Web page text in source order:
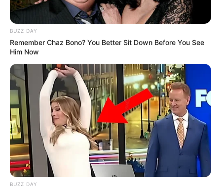
BUZZ DAY
Remember Chaz Bono? You Better Sit Down Before You See
Him Now
BUZZ DAY